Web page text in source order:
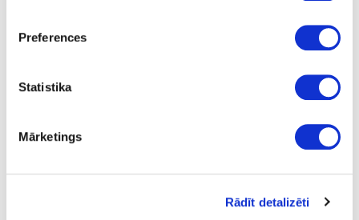
Preferences
Statistika
Mārketings
Rādīt detalizēti
Uzdot jautājumu
Cietā vaska eļļa OSMO